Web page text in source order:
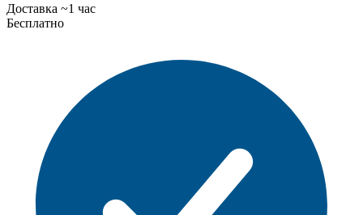
Доставка ~1 час
Бесплатно